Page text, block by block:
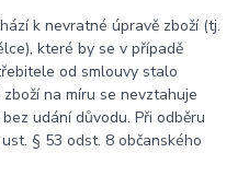
k nevratné úpravě zboží (tj.
které by se v případě
od smlouvy stalo
na míru se nevztahuje
udání důvodu. Při odběru
§ 53 odst. 8 občanského